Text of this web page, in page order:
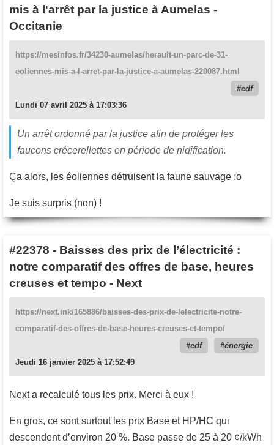
mis à l'arrêt par la justice à Aumelas -
Occitanie
https://mesinfos.fr/34230-aumelas/herault-un-parc-de-31-
eoliennes-mis-a-l-arret-par-la-justice-a-aumelas-220087.html
edf
Lundi 07 avril 2025 à 17:03:36
Un arrêt ordonné par la justice afin de protéger les
faucons crécerellettes en période de nidification.
Ça alors, les éoliennes détruisent la faune sauvage :o
Je suis surpris (non) !
#22378 - Baisses des prix de l’électricité :
notre comparatif des offres de base, heures
creuses et tempo - Next
https://next.ink/165886/baisses-des-prix-de-lelectricite-notre-
comparatif-des-offres-de-base-heures-creuses-et-tempo/
edf
énergie
Jeudi 16 janvier 2025 à 17:52:49
Next a recalculé tous les prix. Merci à eux !
En gros, ce sont surtout les prix Base et HP/HC qui
descendent d’environ 20 %. Base passe de 25 à 20 ¢/kWh